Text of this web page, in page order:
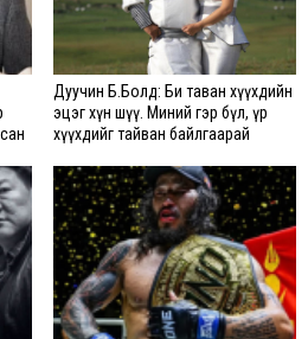
Дуучин Б.Болд: Би таван хүүхдийн
эцэг хүн шүү. Миний гэр бүл, үр
хүүхдийг тайван байлгаарай